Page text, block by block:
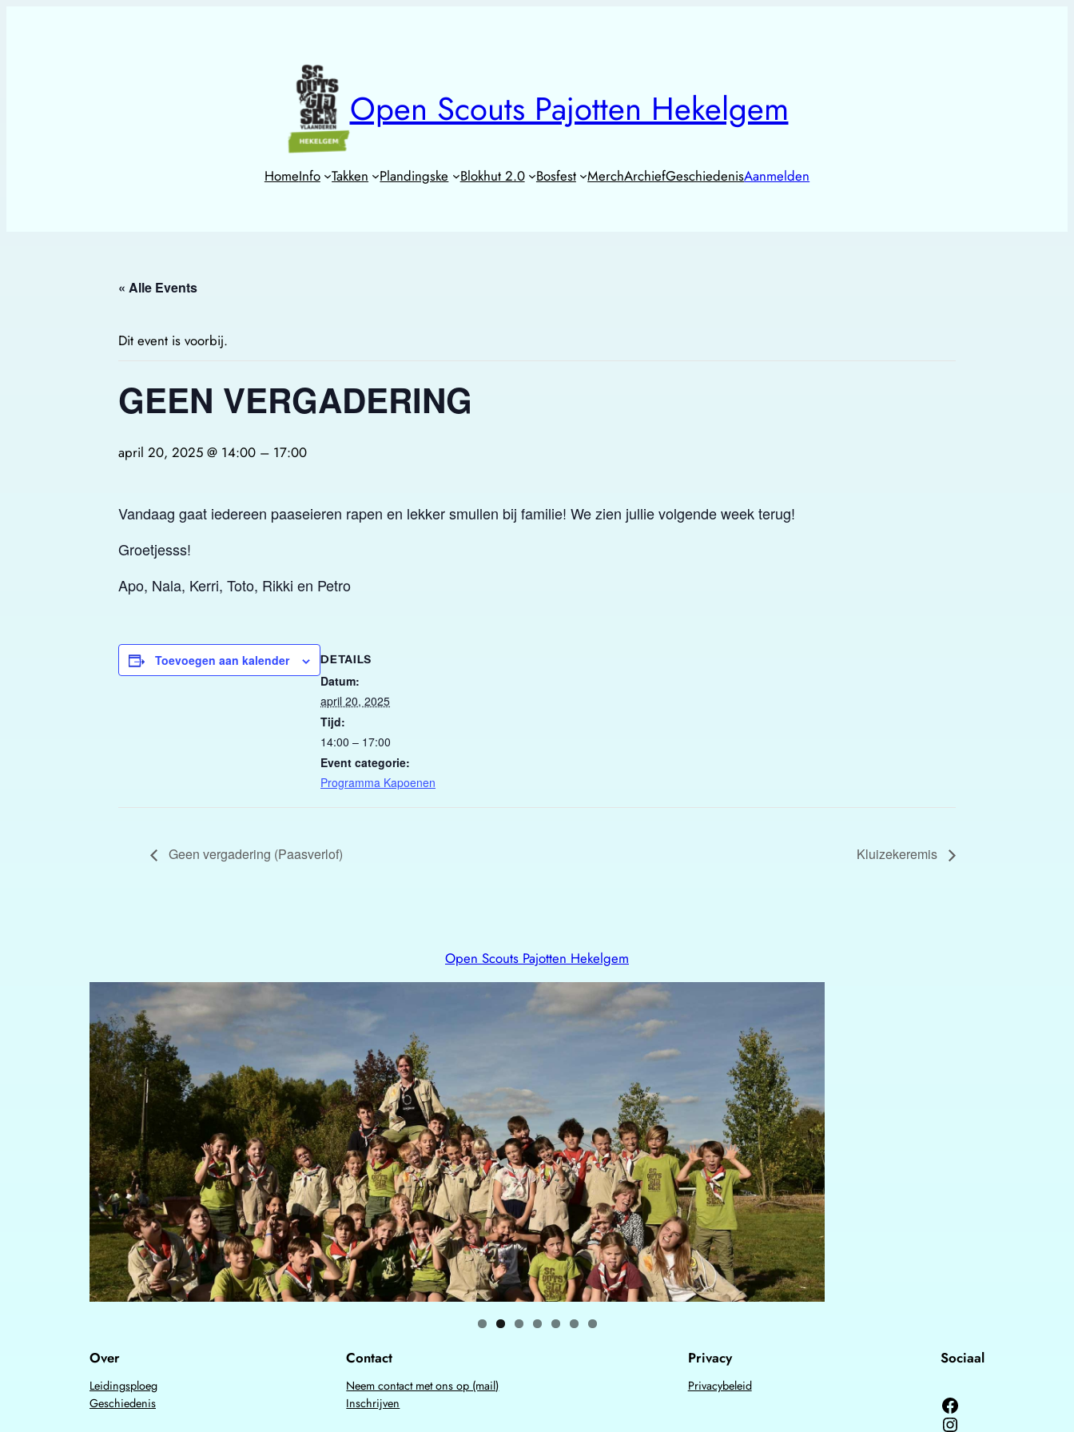
Open Scouts Pajotten Hekelgem
HomeInfo Takken Plandingske Blokhut 2.0 Bosfest MerchArchiefGeschiedenisAanmelden
« Alle Events
Dit event is voorbij.
GEEN VERGADERING
april 20, 2025 @ 14:00 – 17:00
Vandaag gaat iedereen paaseieren rapen en lekker smullen bij familie! We zien jullie volgende week terug!
Groetjesss!
Apo, Nala, Kerri, Toto, Rikki en Petro
Toevoegen aan kalender DETAILS
Datum:
april 20, 2025
Tijd:
14:00 – 17:00
Event categorie:
Programma Kapoenen
Geen vergadering (Paasverlof) Kluizekeremis
Open Scouts Pajotten Hekelgem
Over
Leidingsploeg
Geschiedenis
Contact
Neem contact met ons op (mail)
Inschrijven
Privacy
Privacybeleid
Sociaal
Facebook
Instagram